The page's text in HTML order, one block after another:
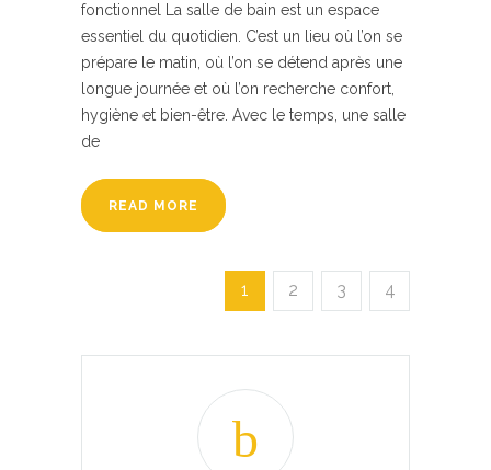
fonctionnel La salle de bain est un espace
essentiel du quotidien. C’est un lieu où l’on se
prépare le matin, où l’on se détend après une
longue journée et où l’on recherche confort,
hygiène et bien-être. Avec le temps, une salle
de
READ MORE
1 2 3 4